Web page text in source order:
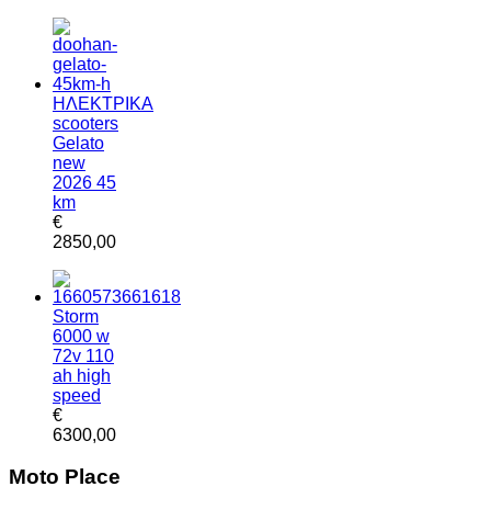
ΗΛΕΚΤΡΙΚΑ
scooters
Gelato
new
2026 45
km
€
2850,00
Storm
6000 w
72v 110
ah high
speed
€
6300,00
Moto Place